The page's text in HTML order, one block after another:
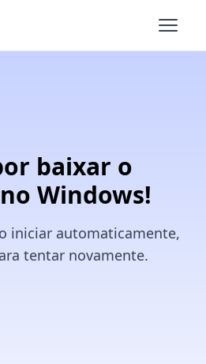
Abrir
baixar o
Windows!
iniciar automaticamente,
tentar novamente.